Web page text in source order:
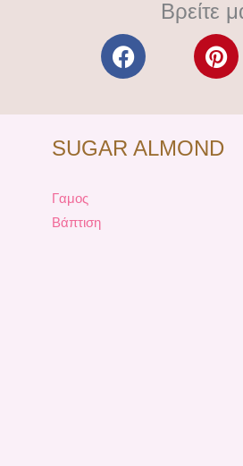
Βρείτε
F
a
e
o
P
i
t
r
SUGAR ALMOND
Γαμος
Βάπτιση